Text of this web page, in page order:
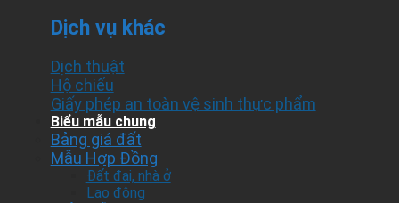
Dịch vụ khác
Dịch thuật
Hộ chiếu
Giấy phép an toàn vệ sinh thực phẩm
Biểu mẫu chung
Bảng giá đất
Mẫu Hợp Đồng
Đất đai, nhà ở
Lao động